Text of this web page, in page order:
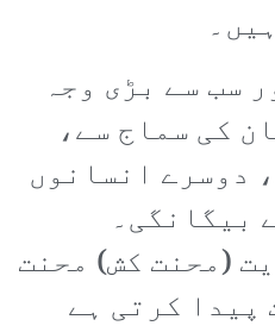
سب سے بڑی وجہ
کی سماج سے،
دوسرے انسانوں
بیگانگی۔
(محنت کش) محنت
پیدا کرتی ہے